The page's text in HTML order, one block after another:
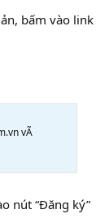
bấm vào link
vÃ
nút “Đăng ký”